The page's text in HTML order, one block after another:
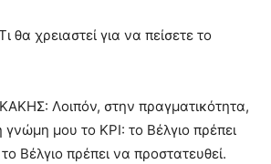
χρειαστεί για να πείσετε το
Λοιπόν, στην πραγματικότητα,
γνώμη μου το KPI: το Βέλγιο πρέπει
Βέλγιο πρέπει να προστατευθεί.